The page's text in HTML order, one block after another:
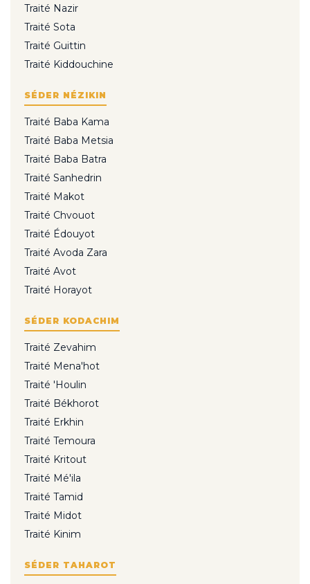
Traité Nazir
Traité Sota
Traité Guittin
Traité Kiddouchine
SÉDER NÉZIKIN
Traité Baba Kama
Traité Baba Metsia
Traité Baba Batra
Traité Sanhedrin
Traité Makot
Traité Chvouot
Traité Édouyot
Traité Avoda Zara
Traité Avot
Traité Horayot
SÉDER KODACHIM
Traité Zevahim
Traité Mena'hot
Traité 'Houlin
Traité Békhorot
Traité Erkhin
Traité Temoura
Traité Kritout
Traité Mé'ila
Traité Tamid
Traité Midot
Traité Kinim
SÉDER TAHAROT